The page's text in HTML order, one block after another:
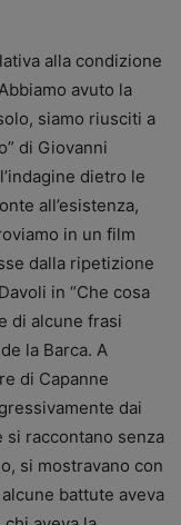
alla condizione
avuto la
siamo riusciti a
di Giovanni
dietro le
all’esistenza,
in un film
dalla ripetizione
in “Che cosa
di alcune frasi
la Barca. A
di Capanne
dai
raccontano senza
si mostravano con
battute aveva